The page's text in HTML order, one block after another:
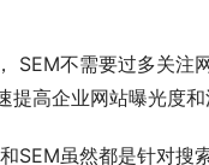
SEM不需要过多关注
提高企业网站曝光度
SEM虽然都是针对搜